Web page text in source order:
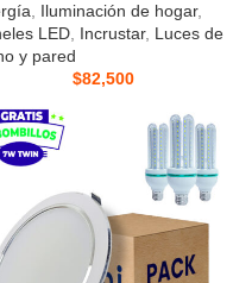
, Iluminación de hogar,
LED, Incrustar, Luces de
y pared
$82,500